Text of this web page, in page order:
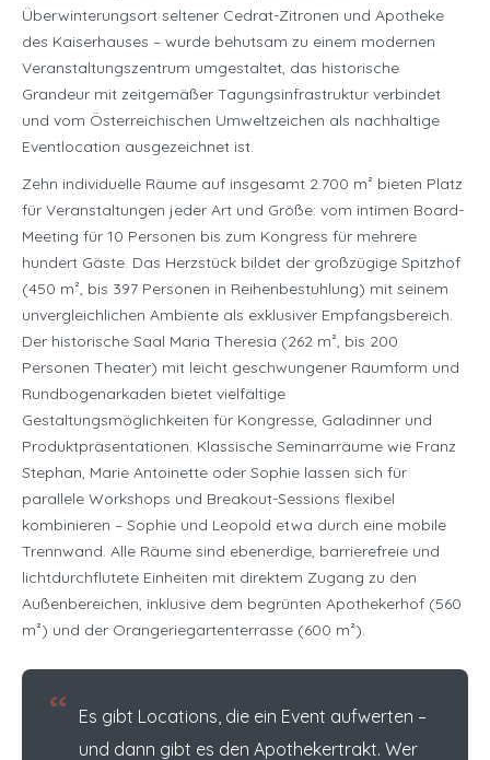
Überwinterungsort seltener Cedrat-Zitronen und Apotheke
des Kaiserhauses – wurde behutsam zu einem modernen
Veranstaltungszentrum umgestaltet, das historische
Grandeur mit zeitgemäßer Tagungsinfrastruktur verbindet
und vom Österreichischen Umweltzeichen als nachhaltige
Eventlocation ausgezeichnet ist.
Zehn individuelle Räume auf insgesamt 2.700 m² bieten Platz
für Veranstaltungen jeder Art und Größe: vom intimen Board-
Meeting für 10 Personen bis zum Kongress für mehrere
hundert Gäste. Das Herzstück bildet der großzügige Spitzhof
(450 m², bis 397 Personen in Reihenbestuhlung) mit seinem
unvergleichlichen Ambiente als exklusiver Empfangsbereich.
Der historische Saal Maria Theresia (262 m², bis 200
Personen Theater) mit leicht geschwungener Raumform und
Rundbogenarkaden bietet vielfältige
Gestaltungsmöglichkeiten für Kongresse, Galadinner und
Produktpräsentationen. Klassische Seminarräume wie Franz
Stephan, Marie Antoinette oder Sophie lassen sich für
parallele Workshops und Breakout-Sessions flexibel
kombinieren – Sophie und Leopold etwa durch eine mobile
Trennwand. Alle Räume sind ebenerdige, barrierefreie und
lichtdurchflutete Einheiten mit direktem Zugang zu den
Außenbereichen, inklusive dem begrünten Apothekerhof (560
m²) und der Orangeriegartenterrasse (600 m²).
“ Es gibt Locations, die ein Event aufwerten –
und dann gibt es den Apothekertrakt. Wer